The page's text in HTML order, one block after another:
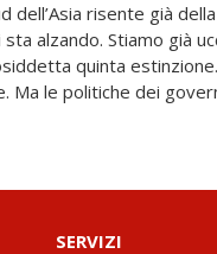
dell’Asia risente già
alzando. Stiamo già
quinta
Ma le politiche dei
d’allarme di uno dei
l’abisso verso cui stiamo
SERVIZI